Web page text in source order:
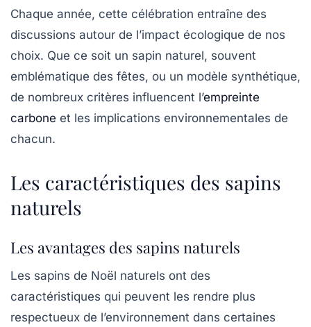
Chaque année, cette célébration entraîne des
discussions autour de l’impact écologique de nos
choix. Que ce soit un sapin naturel, souvent
emblématique des fêtes, ou un modèle synthétique,
de nombreux critères influencent l’empreinte
carbone et les implications environnementales de
chacun.
Les caractéristiques des sapins
naturels
Les avantages des sapins naturels
Les sapins de Noël naturels ont des
caractéristiques qui peuvent les rendre plus
respectueux de l’environnement dans certaines